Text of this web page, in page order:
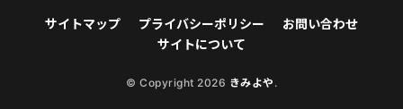
サイトマップ プライバシーポリシー
お問い合わせ
サイトについて
© Copyright 2026 きみよや .